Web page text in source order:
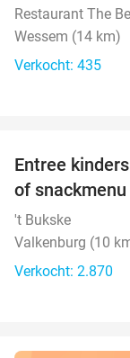
Restaurant The
Wessem (14 km)
Verkocht: 435
Entree
of snackmenu
't Bukske
Valkenburg (10
Verkocht: 2.870